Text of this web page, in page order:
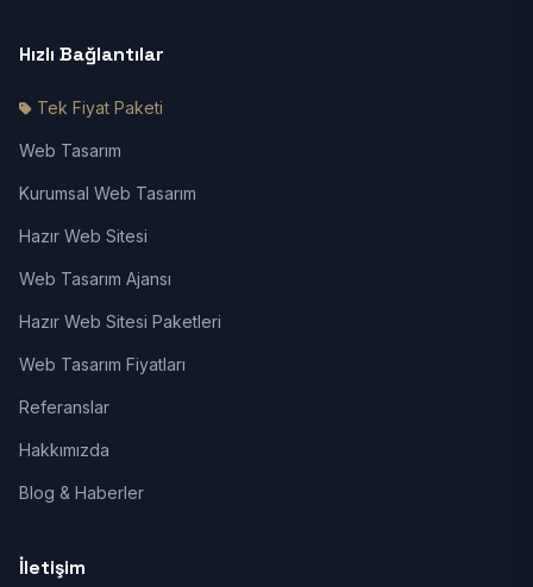
Hızlı Bağlantılar
Tek Fiyat Paketi
Web Tasarım
Kurumsal Web Tasarım
Hazır Web Sitesi
Web Tasarım Ajansı
Hazır Web Sitesi Paketleri
Web Tasarım Fiyatları
Referanslar
Hakkımızda
Blog & Haberler
İletişim